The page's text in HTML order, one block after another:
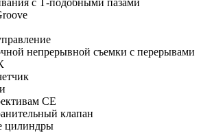
с Т-подобными пазами
непрерывной съемки с перерывами
CE
клапан
цилиндры